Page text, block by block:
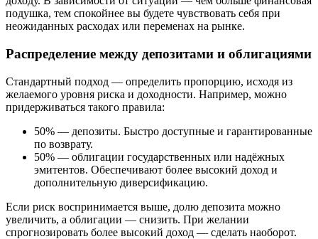
подушка, тем спокойнее вы будете чувствовать себя при
неожиданных расходах или переменах на рынке.
Распределение между депозитами и облигациями
Стандартный подход — определить пропорцию, исходя из
желаемого уровня риска и доходности. Например, можно
придерживаться такого правила:
50% — депозиты. Быстро доступные и гарантированные
по возврату.
50% — облигации государственных или надёжных
эмитентов. Обеспечивают более высокий доход и
дополнительную диверсификацию.
Если риск воспринимается выше, долю депозита можно
увеличить, а облигации — снизить. При желании
спрогнозировать более высокий доход — сделать наоборот.